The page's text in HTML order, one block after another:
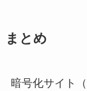
まとめ
暗号化サイト